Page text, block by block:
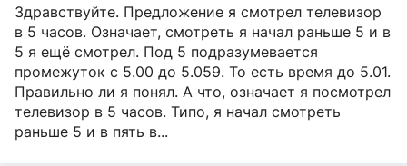
Здравствуйте. Предложение я смотрел телевизор
в 5 часов. Означает, смотреть я начал раньше 5 и в
5 я ещё смотрел. Под 5 подразумевается
промежуток с 5.00 до 5.059. То есть время до 5.01.
Правильно ли я понял. А что, означает я посмотрел
телевизор в 5 часов. Типо, я начал смотреть
раньше 5 и в пять в...